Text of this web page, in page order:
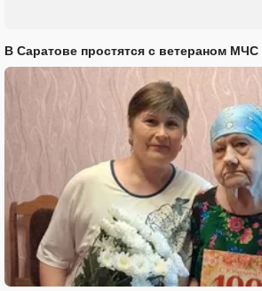
В Саратове простятся с ветераном